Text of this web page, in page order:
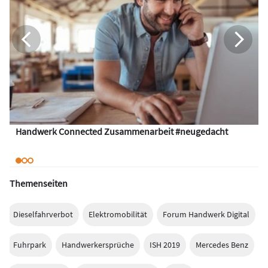
Handwerk Connected Zusammenarbeit #neugedacht
Themenseiten
Dieselfahrverbot Elektromobilität Forum Handwerk Digital
Fuhrpark Handwerkersprüche ISH 2019 Mercedes Benz